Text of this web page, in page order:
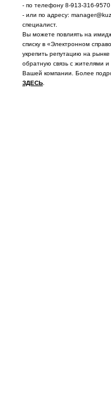
- по телефону 8-913-316-9570
- или по адресу:
специалист.
Вы можете повлиять на
списку в «Электронном
укрепить репутацию на
обратную связь с жителями и
Вашей компании. Более
ЗДЕСЬ